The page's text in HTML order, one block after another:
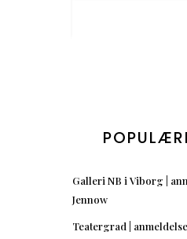
Galleri NB i Viborg |
Jennow
Teatergrad |